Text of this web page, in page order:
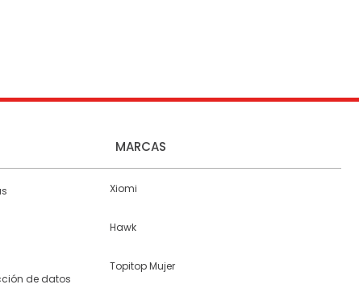
de datos
MARCAS
Xiomi
Hawk
Topitop Mujer